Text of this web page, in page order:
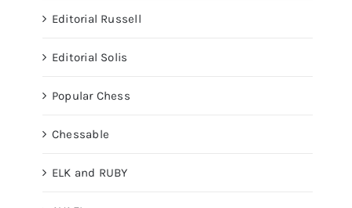
Editorial Russell
Editorial Solis
Popular Chess
Chessable
ELK and RUBY